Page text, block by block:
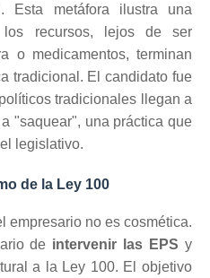
Esta metáfora ilustra una
los recursos, lejos de ser
o medicamentos, terminan
tradicional. El candidato fue
tradicionales llegan a
"saquear", una práctica que
legislativo.
de la Ley 100
empresario no es cosmética.
de intervenir las EPS y
a la Ley 100. El objetivo